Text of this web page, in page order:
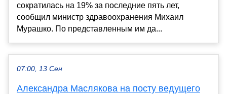
сократилась на 19% за последние пять лет,
сообщил министр здравоохранения Михаил
Мурашко. По представленным им да...
07:00, 13 Сен
Александра Маслякова на посту ведущего